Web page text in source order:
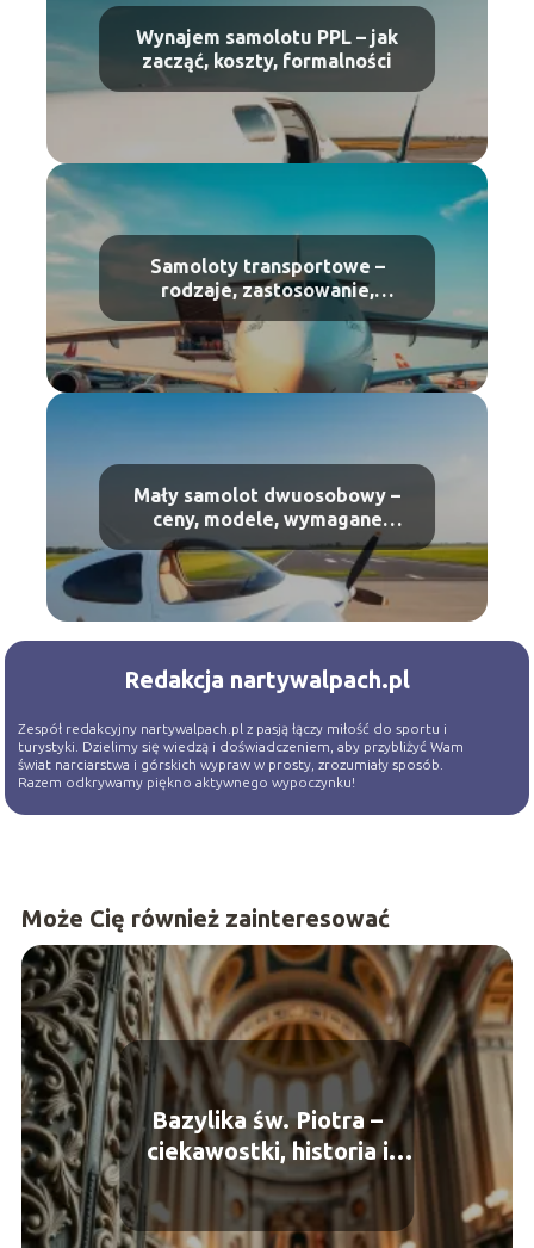
Wynajem samolotu PPL – jak
zacząć, koszty, formalności
Samoloty transportowe –
rodzaje, zastosowanie,
największe modele
Mały samolot dwuosobowy –
ceny, modele, wymagane
uprawnienia
Redakcja nartywalpach.pl
Zespół redakcyjny nartywalpach.pl z pasją łączy miłość do sportu i
turystyki. Dzielimy się wiedzą i doświadczeniem, aby przybliżyć Wam
świat narciarstwa i górskich wypraw w prosty, zrozumiały sposób.
Razem odkrywamy piękno aktywnego wypoczynku!
Może Cię również zainteresować
Bazylika św. Piotra –
ciekawostki, historia i
architektura